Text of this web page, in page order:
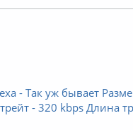
- Так уж бывает
- 320 kbps Длина